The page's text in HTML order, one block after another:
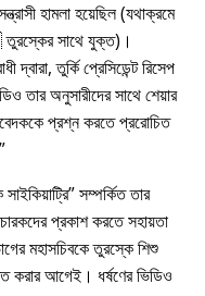
হামলা হয়েছিল (যথাক্রমে
সাথে যুক্ত)।
তুর্কি প্রেসিডেন্ট রিসেপ
তার অনুসারীদের সাথে শেয়ার
প্রশ্ন করতে প্ররোচিত
সম্পর্কিত তার
প্রকাশ করতে সহায়তা
মহাসচিবকে তুরস্কে শিশু
করার আগেই। ধর্ষণের ভিডিও